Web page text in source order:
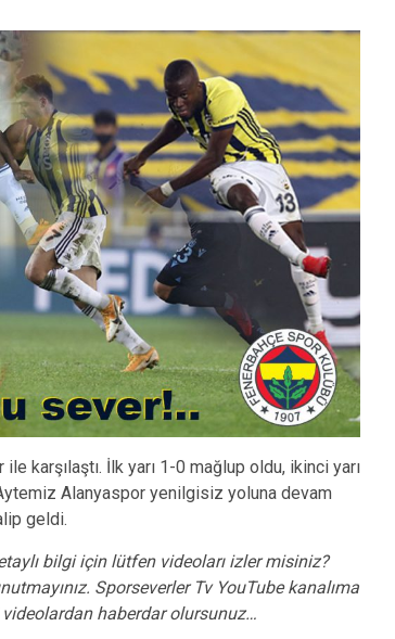
karşılaştı. İlk yarı 1-0 mağlup oldu, ikinci yarı
Alanyaspor yenilgisiz yoluna devam
geldi.
bilgi için lütfen videoları izler misiniz?
Sporseverler Tv YouTube kanalıma
haberdar olursunuz…